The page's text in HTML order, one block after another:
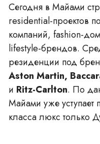
Сегодня в Майами
residential-проектов
компаний, fashion-
lifestyle-брендов.
резиденции под
Aston Martin,
и Ritz-Carlton. По
Майами уже уступает
класса люкс только